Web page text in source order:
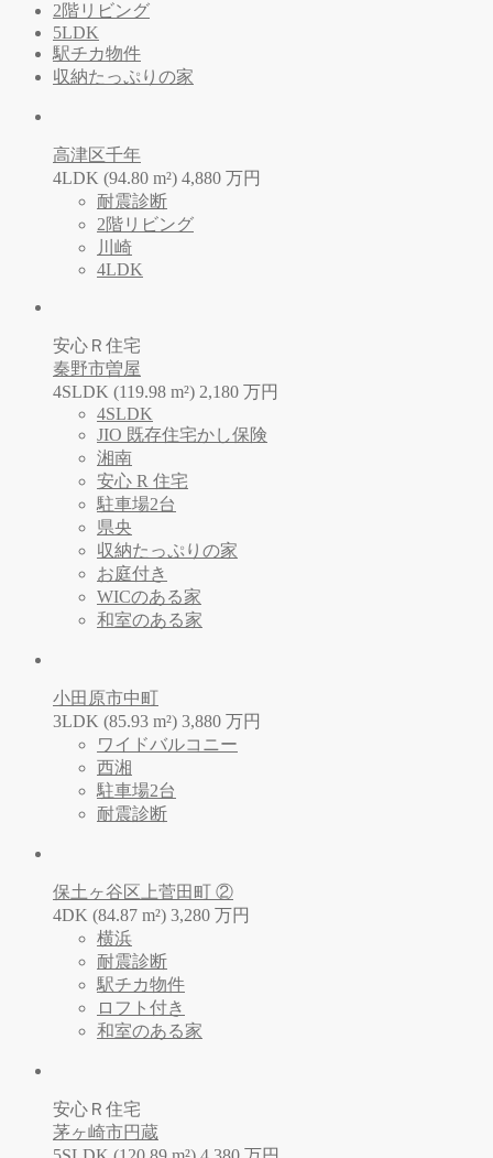
2階リビング
5LDK
駅チカ物件
収納たっぷりの家
高津区千年
4LDK (94.80 m²) 4,880 万円
耐震診断
2階リビング
川崎
4LDK
安心Ｒ住宅
秦野市曽屋
4SLDK (119.98 m²) 2,180 万円
4SLDK
JIO 既存住宅かし保険
湘南
安心 R 住宅
駐車場2台
県央
収納たっぷりの家
お庭付き
WICのある家
和室のある家
小田原市中町
3LDK (85.93 m²) 3,880 万円
ワイドバルコニー
西湘
駐車場2台
耐震診断
保土ヶ谷区上菅田町 ②
4DK (84.87 m²) 3,280 万円
横浜
耐震診断
駅チカ物件
ロフト付き
和室のある家
安心Ｒ住宅
茅ヶ崎市円蔵